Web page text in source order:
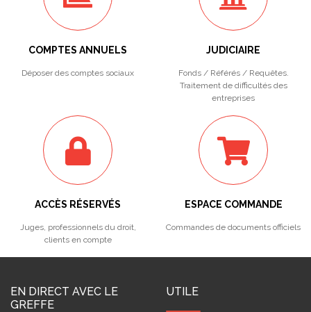
COMPTES ANNUELS
Déposer des comptes sociaux
JUDICIAIRE
Fonds / Référés / Requêtes.
Traitement de difficultés des
entreprises
ACCÈS RÉSERVÉS
Juges, professionnels du droit,
clients en compte
ESPACE COMMANDE
Commandes de documents officiels
EN DIRECT AVEC LE
GREFFE
UTILE